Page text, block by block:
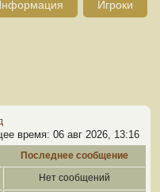
Игроки
время: 06 авг 2026, 13:16
Последнее сообщение
Нет сообщений